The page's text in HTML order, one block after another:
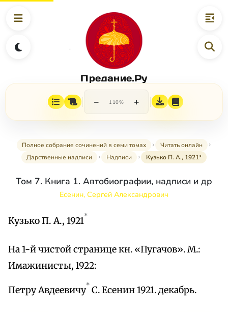
Предание.Ру
− 110% +
Полное собрание сочинений в семи томах
Читать онлайн
Дарственные надписи
Надписи Кузько П. А., 1921*
Том 7. Книга 1. Автобиографии, надписи и др
Есенин, Сергей Александрович
Кузько П. А., 1921*
На 1-й чистой странице кн. «Пугачов». М.:
Имажинисты, 1922:
Петру Авдеевичу* С. Есенин 1921. декабрь.